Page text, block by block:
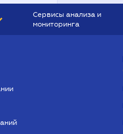
Сервисы анализа и
мониторинга